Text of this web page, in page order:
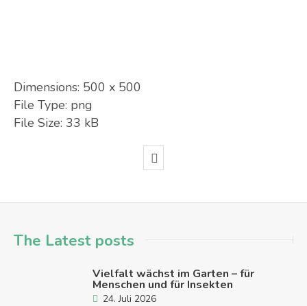
Dimensions: 500 x 500
File Type: png
File Size: 33 kB
The Latest posts
Vielfalt wächst im Garten – für
Menschen und für Insekten
24. Juli 2026